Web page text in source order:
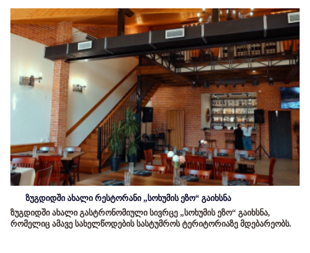
ზუგდიდში ახალი რესტორანი „სოხუმის ეზო“ გაიხსნა
ზუგდიდში ახალი გასტრონომიული სივრცე „სოხუმის ეზო“ გაიხსნა,
რომელიც ამავე სახელწოდების სასტუმროს ტერიტორიაზე მდებარეობს.